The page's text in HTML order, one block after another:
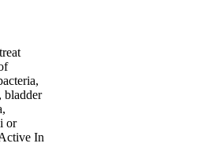
bladder
or
In